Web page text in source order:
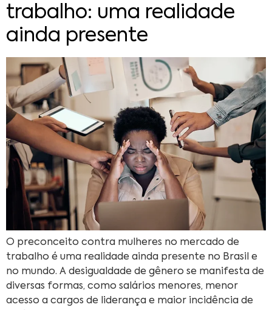
trabalho: uma realidade
ainda presente
O preconceito contra mulheres no mercado de
trabalho é uma realidade ainda presente no Brasil e
no mundo. A desigualdade de gênero se manifesta de
diversas formas, como salários menores, menor
acesso a cargos de liderança e maior incidência de